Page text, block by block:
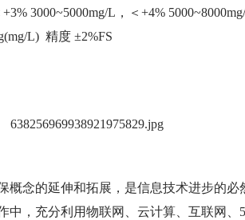
3000~5000mg/L，＜+4%
L) 精度 ±2%FS
概念的延伸和拓展，是信息技术进步的
，充分利用物联网、云计算、互联网、